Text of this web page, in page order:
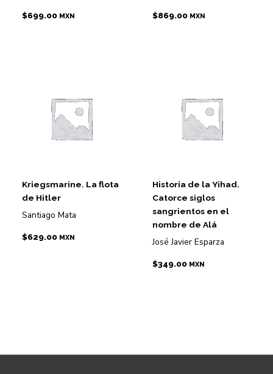
$699.00 MXN $869.00 MXN
Kriegsmarine. La flota
de Hitler
Santiago Mata
$629.00 MXN
Historia de la Yihad.
Catorce siglos
sangrientos en el
nombre de Alá
José Javier Esparza
$349.00 MXN